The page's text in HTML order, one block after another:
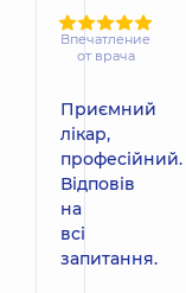
Впечатление
от врача
Приємний
лікар,
професійний.
Відповів
на
всі
запитання.